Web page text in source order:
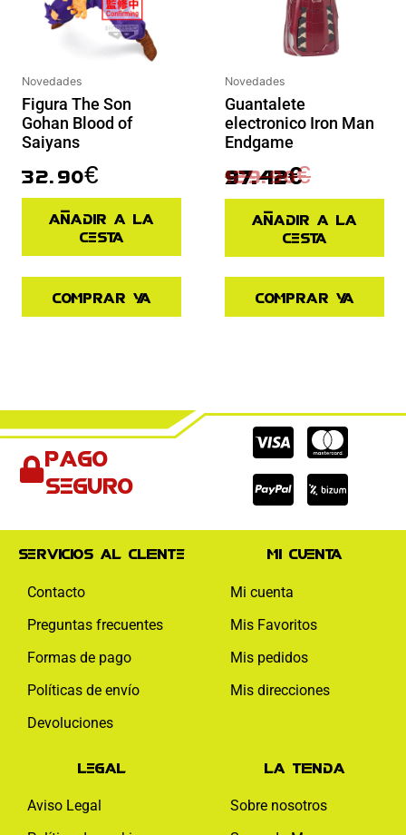
Novedades
Figura The Son
Gohan Blood of
Saiyans
32.90€
Añadir a la
cesta
Comprar ya
Novedades
Guantalete
electronico Iron Man
Endgame
129.90€
97.42€
Añadir a la
cesta
Comprar ya
Pago
seguro
Cc-
visa
Cc-
Cc-
paypal
Servicios al cliente
Contacto
Preguntas frecuentes
Formas de pago
Políticas de envío
Devoluciones
Mi cuenta
Mi cuenta
Mis Favoritos
Mis pedidos
Mis direcciones
Legal
Aviso Legal
La tienda
Sobre nosotros